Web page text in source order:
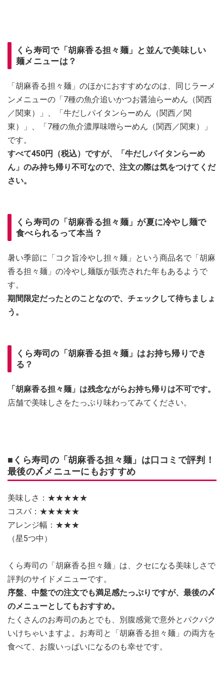
くら寿司で「胡麻香る担々麺」と並んで美味しい
麺メニューは？
「胡麻香る担々麺」のほかにおすすめなのは、同じラーメ
ンメニューの「7種の魚介追いかつお醤油らーめん（関西
／関東）」、「牛だしパイタンらーめん（関西／関
東）」、「7種の魚介濃厚味噌らーめん（関西／関東）」
です。
すべて450円（税込）ですが、「牛だしパイタンらーめ
ん」のみ持ち帰り不可なので、注文の際は気をつけてくだ
さい。
くら寿司の「胡麻香る担々麺」が夏に冷やし麺で
食べられるって本当？
暑い季節に「コク旨冷やし担々麺」という商品名で「胡麻
香る担々麺」の冷やし麺版が販売された年もあるようで
す。
期間限定だったとのことなので、チェックして待ちましょ
う。
くら寿司の「胡麻香る担々麺」はお持ち帰りでき
る？
「胡麻香る担々麺」は残念ながらお持ち帰りは不可です。
店舗で美味しさをたっぷり味わってみてください。
■くら寿司の「胡麻香る担々麺」は口コミで評判！
最後の〆メニューにもおすすめ
美味しさ：★★★★★
コスパ：★★★★★
アレンジ幅：★★★
（星5つ中）
くら寿司の「胡麻香る担々麺」は、クセになる美味しさで
評判のサイドメニューです。
序盤、中盤での注文でも満足感たっぷりですが、最後の〆
のメニューとしてもおすすめ。
たくさんのお寿司のあとでも、別腹感覚で意外とパクパク
いけちゃいますよ。お寿司と「胡麻香る担々麺」の両方を
食べて、お腹いっぱいになるのも幸せです。